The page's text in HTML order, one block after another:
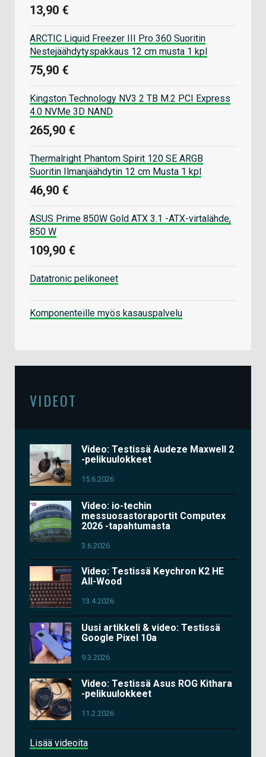
13,90 €
ARCTIC Liquid Freezer III Pro 360 Suoritin
Nestejäähdytyspakkaus 12 cm musta 1 kpl
75,90 €
Kingston Technology NV3 2 TB M.2 PCI Express
4.0 NVMe 3D NAND
265,90 €
Thermalright Phantom Spirit 120 SE ARGB
Suoritin Ilmanjäähdytin 12 cm Musta 1 kpl
46,90 €
ASUS Prime 850W Gold ATX 3.1 -ATX-virtalähde,
850 W
109,90 €
Datatronic pelikoneet
Komponenteille myös kasauspalvelu
VIDEOT
Video: Testissä Audeze Maxwell 2
-pelikuulokkeet
15.6.2026
Video: io-techin
messuosastoraportit Computex
2026 -tapahtumasta
3.6.2026
Video: Testissä Keychron K2 HE
All-Wood
13.4.2026
Uusi artikkeli & video: Testissä
Google Pixel 10a
9.3.2026
Video: Testissä Asus ROG Kithara
-pelikuulokkeet
11.2.2026
Lisää videoita